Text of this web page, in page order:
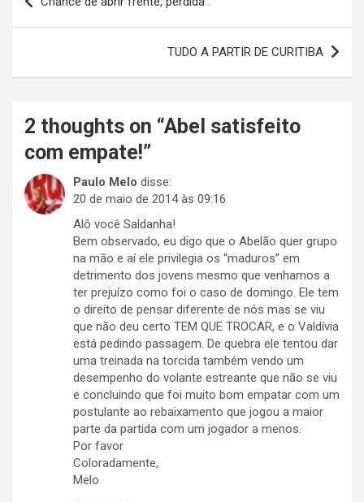
de
TUDO A PARTIR DE CURITIBA
2 thoughts on “Abel satisfeito
com empate!”
Paulo Melo disse:
20 de maio de 2014 às 09:16
Alô você Saldanha!
Bem observado, eu digo que o Abelão quer grupo
na mão e aí ele privilegia os “maduros” em
detrimento dos jovens mesmo que venhamos a
ter prejuízo como foi o caso de domingo. Ele tem
o direito de pensar diferente de nós mas se viu
que não deu certo TEM QUE TROCAR, e o Valdívia
está pedindo passagem. De quebra ele tentou dar
uma treinada na torcida também vendo um
desempenho do volante estreante que não se viu
e concluindo que foi muito bom empatar com um
postulante ao rebaixamento que jogou a maior
parte da partida com um jogador a menos.
Por favor
Coloradamente,
Melo